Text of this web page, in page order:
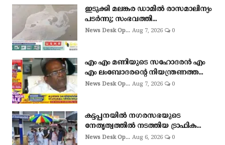
ഇടുക്കി മലങ്കര ഡാമിൽ രാസമാലിന്യം
പടർന്നു; സംഭവത്തി...
News Desk Op... Aug 7, 2026 0
എം എം മണിയുടെ സഹോദരൻ എം
എം ലംബോദരൻ്റെ നിയന്ത്രണത്ത...
News Desk Op... Aug 7, 2026 0
കട്ടപ്പനയിൽ നഗരസഭയുടെ
നേതൃത്വത്തിൽ നടത്തിയ ട്രാഫിക...
News Desk Op... Aug 6, 2026 0